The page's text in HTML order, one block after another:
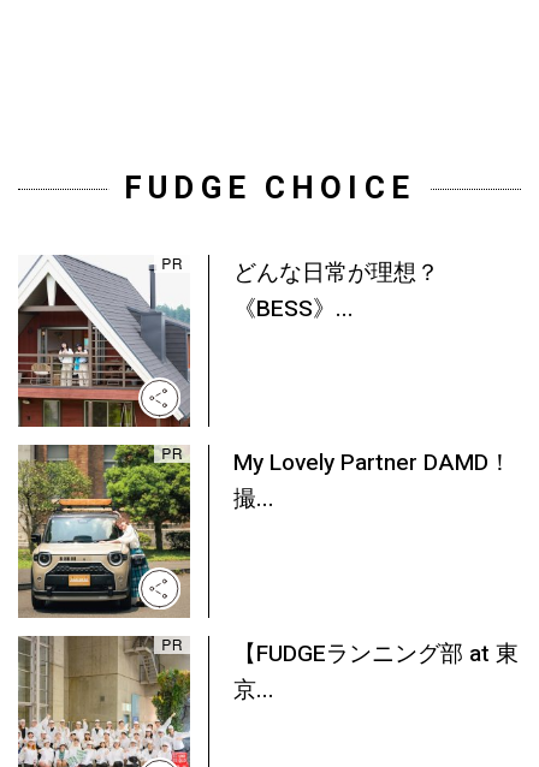
FUDGE CHOICE
どんな日常が理想？
《BESS》...
My Lovely Partner DAMD！
撮...
【FUDGEランニング部 at 東
京...